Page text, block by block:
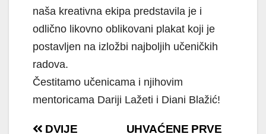
naša kreativna ekipa predstavila je i
odlično likovno oblikovani plakat koji je
postavljen na izložbi najboljih učeničkih
radova.
Čestitamo učenicama i njihovim
mentoricama Dariji Lažeti i Diani Blažić!
UHVAĆENE PRVE
DVIJE